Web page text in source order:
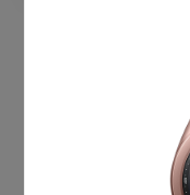
KitchenAid